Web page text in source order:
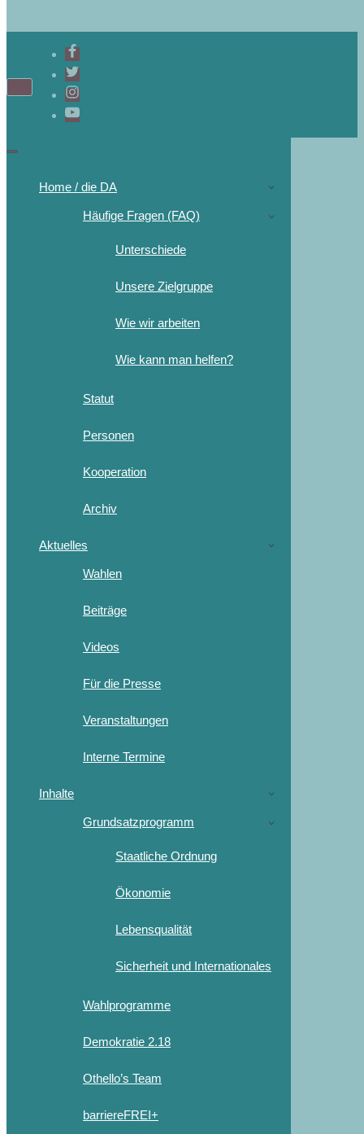
Home / die DA
Häufige Fragen (FAQ)
Unterschiede
Unsere Zielgruppe
Wie wir arbeiten
Wie kann man helfen?
Statut
Personen
Kooperation
Archiv
Aktuelles
Wahlen
Beiträge
Videos
Für die Presse
Veranstaltungen
Interne Termine
Inhalte
Grundsatzprogramm
Staatliche Ordnung
Ökonomie
Lebensqualität
Sicherheit und Internationales
Wahlprogramme
Demokratie 2.18
Othello’s Team
barriereFREI+